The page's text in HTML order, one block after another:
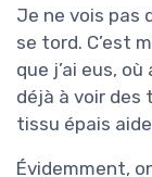
Je ne vois pas
se tord. C’est
que j’ai eus,
déjà à voir des
tissu épais
Évidemment,